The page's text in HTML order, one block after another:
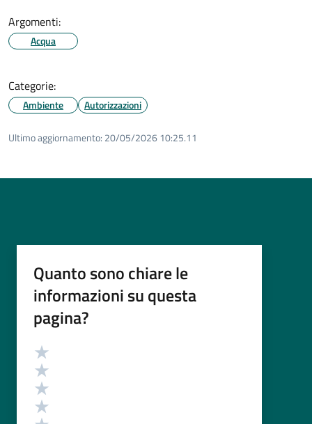
Argomenti:
Acqua
Categorie:
Ambiente Autorizzazioni
Ultimo aggiornamento: 20/05/2026 10:25.11
Quanto sono chiare le
informazioni su questa
pagina?
Valutazione